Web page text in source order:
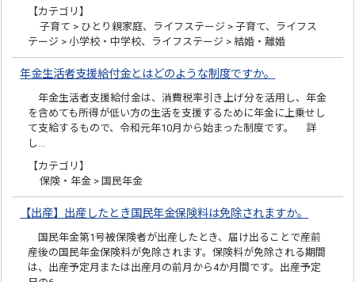
【カテゴリ】
子育て > ひとり親家庭、ライフステージ > 子育て、ライフス
テージ > 小学校・中学校、ライフステージ > 結婚・離婚
年金生活者支援給付金とはどのような制度ですか。
年金生活者支援給付金は、消費税率引き上げ分を活用し、年金
を含めても所得が低い方の生活を支援するために年金に上乗せし
て支給するもので、令和元年10月から始まった制度です。 詳
し…
【カテゴリ】
保険・年金 > 国民年金
【出産】出産したとき国民年金保険料は免除されますか。
国民年金第1号被保険者が出産したとき、届け出ることで産前
産後の国民年金保険料が免除されます。保険料が免除される期間
は、出産予定月または出産月の前月から4か月間です。出産予定